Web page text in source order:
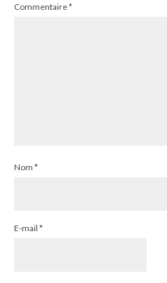
Commentaire*
Nom *
E-mail *